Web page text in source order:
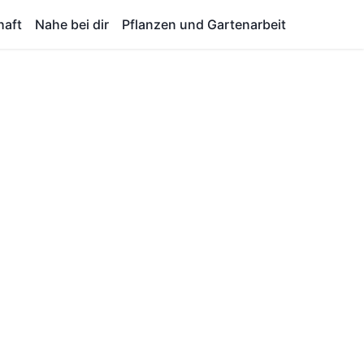
Nahe bei dir Pflanzen und Gartenarbeit